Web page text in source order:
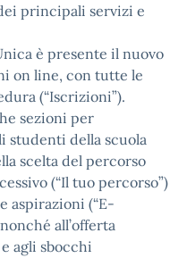
principali servizi e
è presente il nuovo
on line, con tutte le
(“Iscrizioni”).
sezioni per
studenti della scuola
scelta del percorso
(“Il tuo percorso”)
aspirazioni (“E-
all’offerta
agli sbocchi